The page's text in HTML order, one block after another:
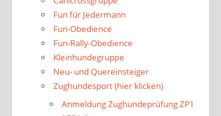
Fun für Jedermann
Fun-Obedience
Fun-Rally-Obedience
Kleinhundegruppe
Neu- und Quereinsteiger
Zughundesport (hier klicken)
Anmeldung Zughundeprüfung ZP1